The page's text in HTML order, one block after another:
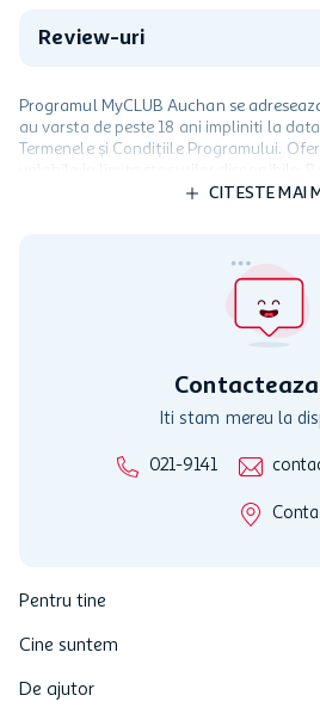
- Comanda
Programul MyCLUB Auchan se
au varsta de peste 18 ani impliniti la
Termenele și Condițiile Programului.
valabile in limita stocurilor disponibile.
participante și pentru acțiuni
nu poate fi utilizat in legatura cu alti
nu raspunde pentru imposibilitatea
intretineri sau reparatii tehnice la